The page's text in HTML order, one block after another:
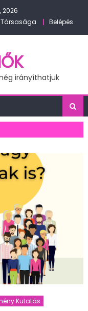
2026
Belépés
irányíthatjuk
Kutatás